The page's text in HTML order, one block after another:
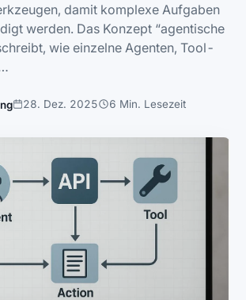
damit komplexe Aufgaben
werden. Das Konzept “agentische
wie einzelne Agenten, Tool-
28. Dez. 2025 6 Min. Lesezeit